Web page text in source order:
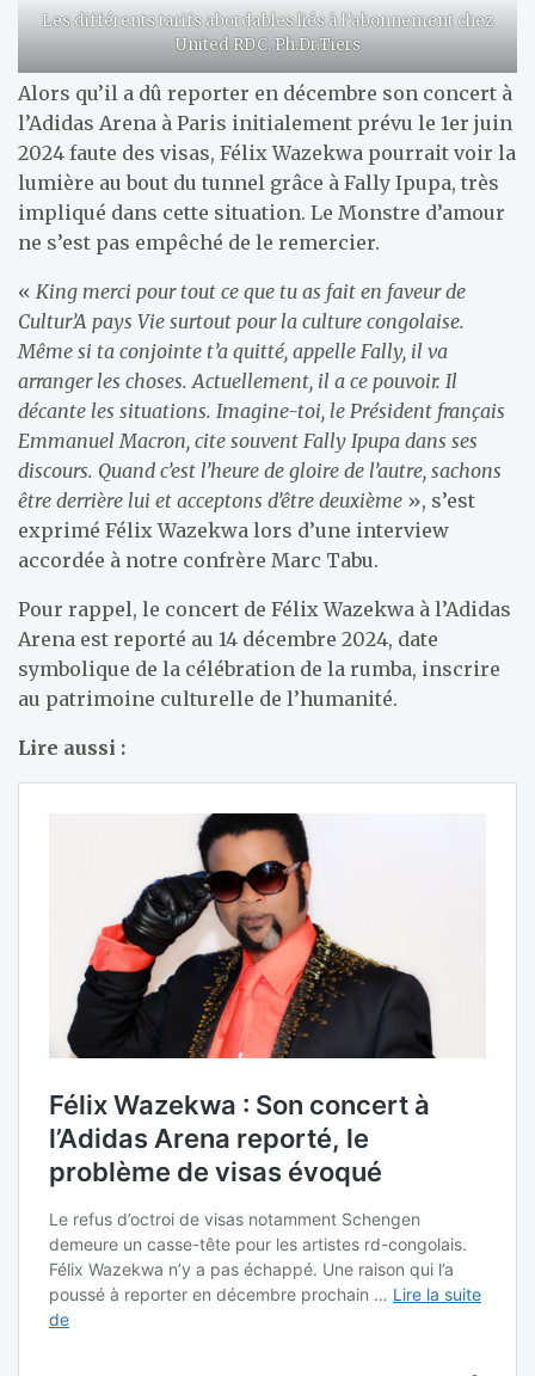
Les différents tarifs abordables liés à l’abonnement chez
United RDC. Ph.Dr.Tiers
Alors qu’il a dû reporter en décembre son concert à
l’Adidas Arena à Paris initialement prévu le 1er juin
2024 faute des visas, Félix Wazekwa pourrait voir la
lumière au bout du tunnel grâce à Fally Ipupa, très
impliqué dans cette situation. Le Monstre d’amour
ne s’est pas empêché de le remercier.
« King merci pour tout ce que tu as fait en faveur de
Cultur’A pays Vie surtout pour la culture congolaise.
Même si ta conjointe t’a quitté, appelle Fally, il va
arranger les choses. Actuellement, il a ce pouvoir. Il
décante les situations. Imagine-toi, le Président français
Emmanuel Macron, cite souvent Fally Ipupa dans ses
discours. Quand c’est l’heure de gloire de l’autre, sachons
être derrière lui et acceptons d’être deuxième », s’est
exprimé Félix Wazekwa lors d’une interview
accordée à notre confrère Marc Tabu.
Pour rappel, le concert de Félix Wazekwa à l’Adidas
Arena est reporté au 14 décembre 2024, date
symbolique de la célébration de la rumba, inscrire
au patrimoine culturelle de l’humanité.
Lire aussi :